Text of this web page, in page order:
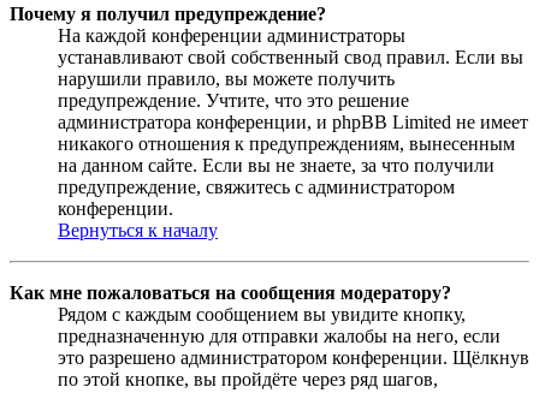
Почему я получил предупреждение?
На каждой конференции администраторы
устанавливают свой собственный свод правил. Если вы
нарушили правило, вы можете получить
предупреждение. Учтите, что это решение
администратора конференции, и phpBB Limited не имеет
никакого отношения к предупреждениям, вынесенным
на данном сайте. Если вы не знаете, за что получили
предупреждение, свяжитесь с администратором
конференции.
Вернуться к началу
Как мне пожаловаться на сообщения модератору?
Рядом с каждым сообщением вы увидите кнопку,
предназначенную для отправки жалобы на него, если
это разрешено администратором конференции. Щёлкнув
по этой кнопке, вы пройдёте через ряд шагов,